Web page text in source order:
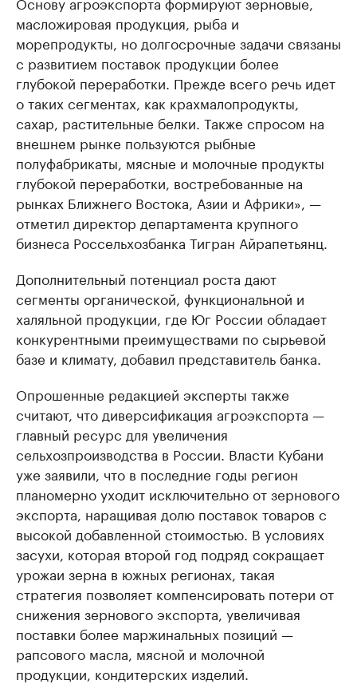
масложировая продукция, рыба и
морепродукты, но долгосрочные задачи связаны
с развитием поставок продукции более
глубокой переработки. Прежде всего речь идет
о таких сегментах, как крахмалопродукты,
сахар, растительные белки. Также спросом на
внешнем рынке пользуются рыбные
полуфабрикаты, мясные и молочные продукты
глубокой переработки, востребованные на
рынках Ближнего Востока, Азии и Африки», —
отметил директор департамента крупного
бизнеса Россельхозбанка Тигран Айрапетьянц.
Дополнительный потенциал роста дают
сегменты органической, функциональной и
халяльной продукции, где Юг России обладает
конкурентными преимуществами по сырьевой
базе и климату, добавил представитель банка.
Опрошенные редакцией эксперты также
считают, что диверсификация агроэкспорта —
главный ресурс для увеличения
сельхозпроизводства в России. Власти Кубани
уже заявили, что в последние годы регион
планомерно уходит исключительно от зернового
экспорта, наращивая долю поставок товаров с
высокой добавленной стоимостью. В условиях
засухи, которая второй год подряд сокращает
урожаи зерна в южных регионах, такая
стратегия позволяет компенсировать потери от
снижения зернового экспорта, увеличивая
поставки более маржинальных позиций —
рапсового масла, мясной и молочной
продукции, кондитерских изделий.